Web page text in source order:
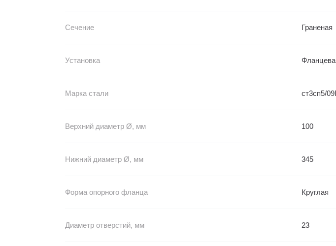
Сечение Граненая
Установка
Марка стали ст3сп5/
Верхний диаметр Ø, мм 100
Нижний диаметр Ø, мм 345
Форма опорного фланца Круглая
Диаметр отверстий, мм 23